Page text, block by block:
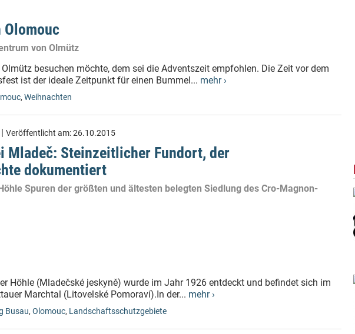
von Olmütz
besuchen möchte, dem sei die Adventszeit empfohlen. Die Zeit vor dem
ist der ideale Zeitpunkt für einen Bummel... mehr ›
, Weihnachten
| Veröffentlicht am:26.10.2015
Mladeč: Steinzeitlicher Fundort, der
dokumentiert
Spuren der größten und ältesten belegten Siedlung des Cro-Magnon-
Höhle (Mladečské jeskyně) wurde im Jahr 1926 entdeckt und befindet sich im
Marchtal (Litovelské Pomoraví).In der... mehr ›
Busau, Olomouc, Landschaftsschutzgebiete